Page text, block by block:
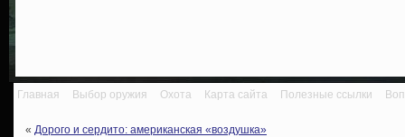
Главная Выбор оружия Охота Карта сайта Полезные ссылки
« Дорого и сердито: американская «воздушка»